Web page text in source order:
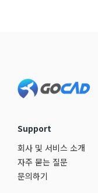
Support
회사 및 서비스 소개
자주 묻는 질문
문의하기